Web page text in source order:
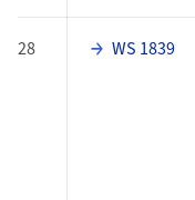
28 WS 1839